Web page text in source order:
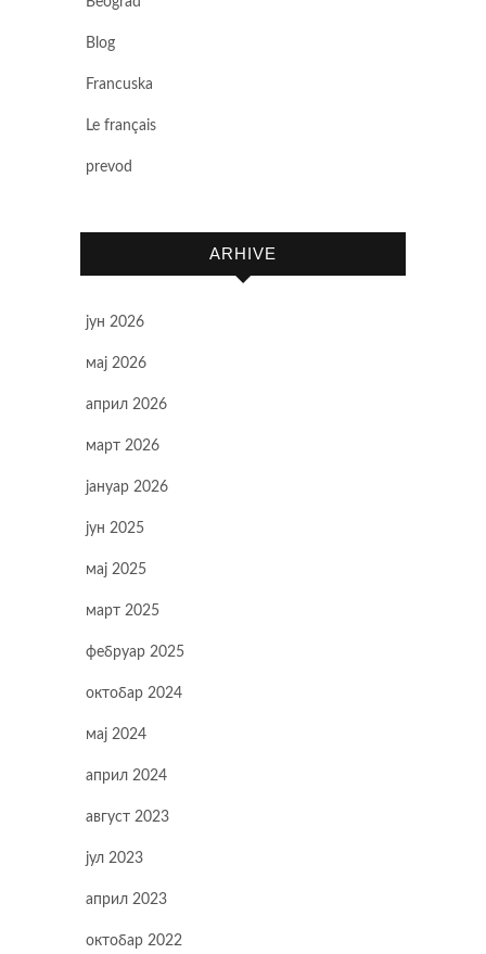
Blog
Francuska
Le français
prevod
ARHIVE
јун 2026
мај 2026
април 2026
март 2026
јануар 2026
јун 2025
мај 2025
март 2025
фебруар 2025
октобар 2024
мај 2024
април 2024
август 2023
јул 2023
април 2023
октобар 2022